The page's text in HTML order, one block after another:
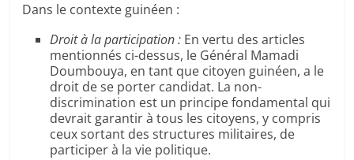
Dans le contexte guinéen :
Droit à la participation : En vertu des articles
mentionnés ci-dessus, le Général Mamadi
Doumbouya, en tant que citoyen guinéen, a le
droit de se porter candidat. La non-
discrimination est un principe fondamental qui
devrait garantir à tous les citoyens, y compris
ceux sortant des structures militaires, de
participer à la vie politique.